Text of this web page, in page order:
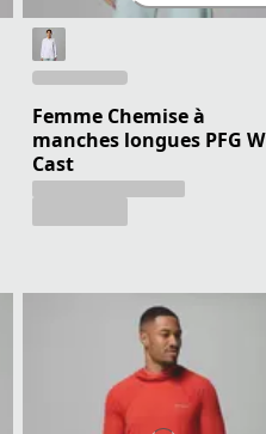
Femme Chemise à
manches longues PFG
Cast